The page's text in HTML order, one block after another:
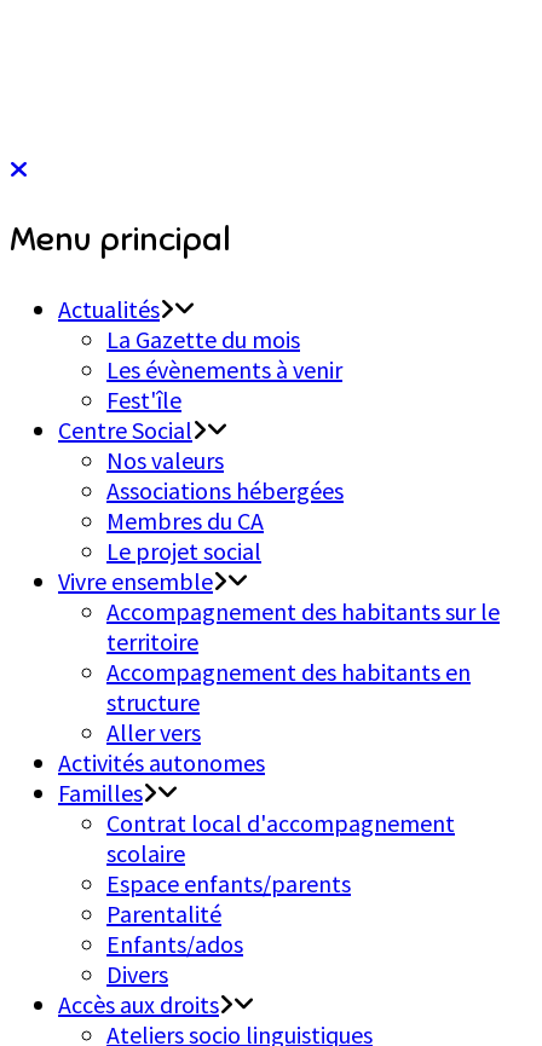
Menu principal
Actualités
La Gazette du mois
Les évènements à venir
Fest'île
Centre Social
Nos valeurs
Associations hébergées
Membres du CA
Le projet social
Vivre ensemble
Accompagnement des habitants sur le
territoire
Accompagnement des habitants en
structure
Aller vers
Activités autonomes
Familles
Contrat local d'accompagnement
scolaire
Espace enfants/parents
Parentalité
Enfants/ados
Divers
Accès aux droits
Ateliers socio linguistiques